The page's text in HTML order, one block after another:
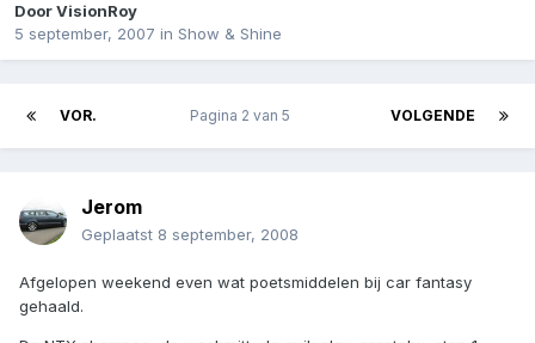
DoorVisionRoy
5 september, 2007 in Show & Shine
VOR. VOLGENDE
Pagina 2 van 5
Jerom
Geplaatst 8 september, 2008
Afgelopen weekend even wat poetsmiddelen bij car fantasy
gehaald.